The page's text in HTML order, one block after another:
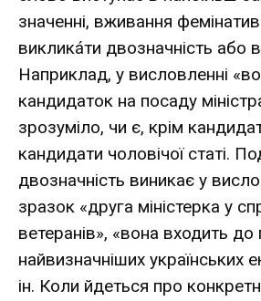
значенні, вживання
викликáти двозначність або
Наприклад, у висловленні
кандидаток на посаду
зрозуміло, чи є, крім
кандидати чоловічої статі.
двозначність виникає у
зразок «друга міністерка у
ветеранів», «вона входить до
найвизначніших українських
ін. Коли йдеться про